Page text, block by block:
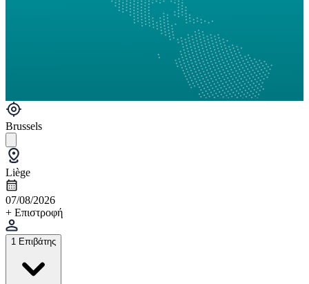
Brussels
Liège
07/08/2026
+ Επιστροφή
1 Επιβάτης